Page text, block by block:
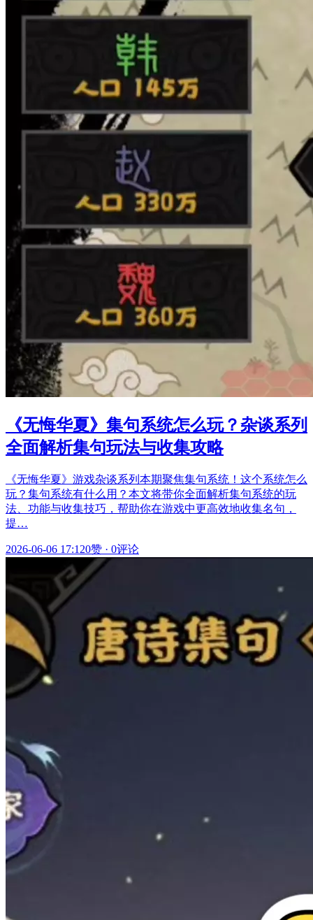
《无悔华夏》集句系统怎么玩？杂谈系列
全面解析集句玩法与收集攻略
《无悔华夏》游戏杂谈系列本期聚焦集句系统！这个系统怎么
玩？集句系统有什么用？本文将带你全面解析集句系统的玩
法、功能与收集技巧，帮助你在游戏中更高效地收集名句，
提…
2026-06-06 17:120赞 · 0评论